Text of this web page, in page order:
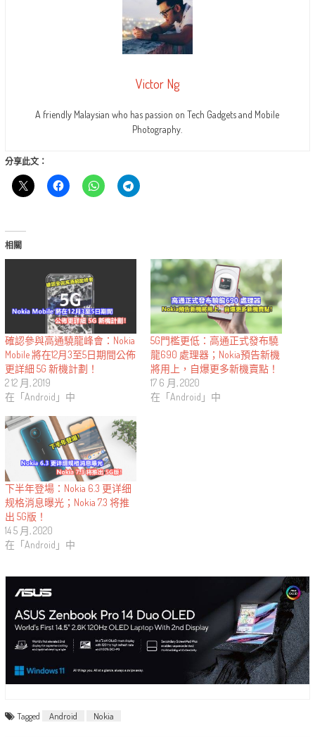
Victor Ng
A friendly Malaysian who has passion on Tech Gadgets and Mobile
Photography.
分享此文：
相關
確認參與高通驍龍峰會：Nokia
Mobile 將在12月3至5日期間公佈
更詳細 5G 新機計劃！
2 12 月, 2019
在「Android」中
5G門檻更低：高通正式發布驍
龍690 處理器；Nokia預告新機
將用上，自爆更多新機賣點！
17 6 月, 2020
在「Android」中
下半年登場：Nokia 6.3 更详细
规格消息曝光；Nokia 7.3 将推
出 5G版！
14 5 月, 2020
在「Android」中
Tagged Android Nokia